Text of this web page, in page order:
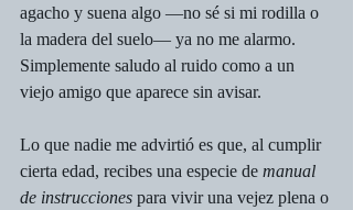
agacho y suena algo —no sé si mi rodilla o
la madera del suelo— ya no me alarmo.
Simplemente saludo al ruido como a un
viejo amigo que aparece sin avisar.
Lo que nadie me advirtió es que, al cumplir
cierta edad, recibes una especie de manual
de instrucciones para vivir una vejez plena o